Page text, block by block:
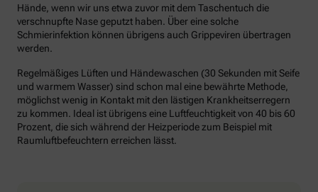
Hände, wenn wir uns etwa zuvor mit dem Taschentuch die
verschnupfte Nase geputzt haben. Über eine solche
Schmierinfektion können übrigens auch Grippeviren übertragen
werden.
Regelmäßiges Lüften und Händewaschen (30 Sekunden mit Seife
und warmem Wasser) sind schon mal eine bewährte Methode,
möglichst wenig in Kontakt mit den lästigen Krankheitserregern
zu kommen. Ideal ist übrigens eine Luftfeuchtigkeit von 40 bis 60
Prozent, die sich während der Heizperiode zum Beispiel mit
Raumluftbefeuchtern erreichen lässt.